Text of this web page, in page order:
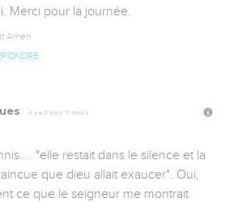
Merci pour la journée.
Amen
Il y a 5 ans, 7 mois
"elle restait dans le silence et la
que dieu allait exaucer". Oui,
ce que le seigneur me montrait